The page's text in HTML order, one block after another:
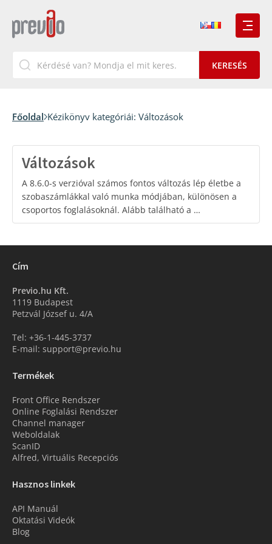
Főoldal Kézikönyv kategóriái: Változások
Változások
A 8.6.0-s verzióval számos fontos változás lép életbe a
szobaszámlákkal való munka módjában, különösen a
csoportos foglalásoknál. Alább található a …
Cím
Previo.hu Kft.
1119 Budapest
Petzvál József u. 4/A
Tel: +36-1-445-3737
E-mail: support@previo.hu
Termékek
Front Office Rendszer
Online Foglalási Rendszer
Channel manager
Weboldalak
ScanID
Alfred, Virtuális Recepciós
Hasznos linkek
API Manuál
Oktatási Videók
Blog